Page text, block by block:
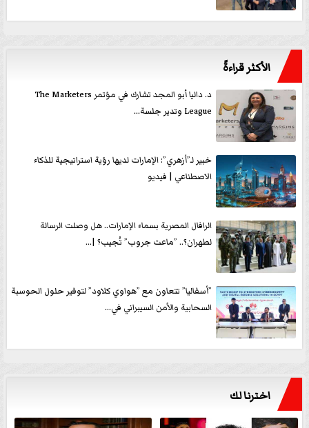
الأكثر قراءةً
د. داليا أبو المجد تشارك في مؤتمر The Marketers
League وتدير جلسة...
خبير لـ”أزهري”: الإمارات لديها رؤية استراتيجية للذكاء
الاصطناعي | فيديو
الرافال المصرية بسماء الإمارات.. هل وصلت الرسالة
لطهران؟.. ”ماعت جروب” تُجيب؟ |...
”أسفاليا” تتعاون مع ”هواوي كلاود” لتوفير حلول الحوسبة
السحابية والأمن السيبراني في...
اخترنا لك